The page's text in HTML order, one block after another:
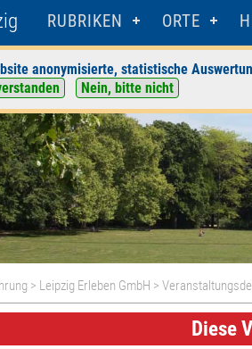
RUBRIKEN ORTE
anonymisierte, statistische
Nein, bitte nicht
> Leipzig Erleben GmbH >
Diese